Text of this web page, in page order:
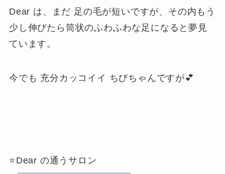
Dear は、まだ 足の毛が短いですが、その内もう
少し伸びたら筒状のふわふわな足になると夢見
ています。
今でも 充分カッコイイ ちびちゃんですが💕
⭐Dear の通うサロン